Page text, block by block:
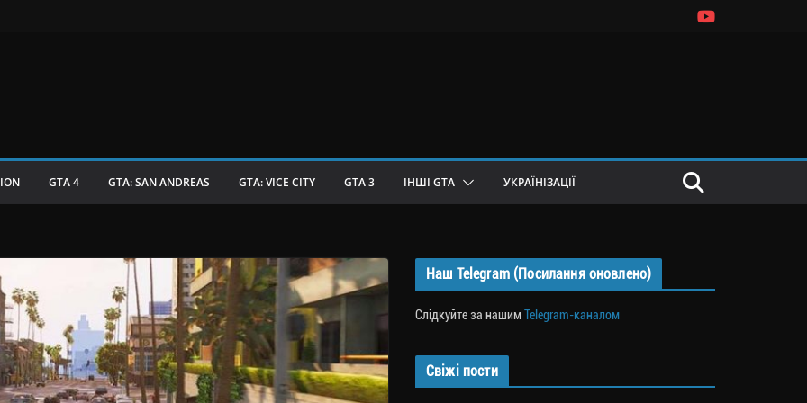
GTA 4 GTA: SAN ANDREAS GTA: VICE CITY GTA 3 ІНШІ GTA УКРАЇНІЗАЦІЇ
Наш Telegram (Посилання оновлено)
Слідкуйте за нашимTelegram-каналом
Свіжі пости